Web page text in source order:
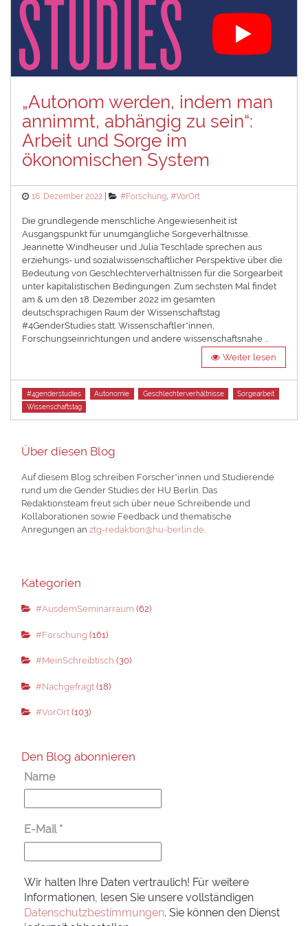
„Autonom werden, indem man
annimmt, abhängig zu sein“:
Arbeit und Sorge im
ökonomischen System
Posted
16. Dezember 2022 Categories
#Forschung,#VorOrt
Die grundlegende menschliche Angewiesenheit ist
Ausgangspunkt für unumgängliche Sorgeverhältnisse.
Jeannette Windheuser und Julia Teschlade sprechen aus
erziehungs- und sozialwissenschaftlicher Perspektive über die
Bedeutung von Geschlechterverhältnissen für die Sorgearbeit
unter kapitalistischen Bedingungen. Zum sechsten Mal findet
am & um den 18. Dezember 2022 im gesamten
deutschsprachigen Raum der Wissenschaftstag
#4GenderStudies statt. Wissenschaftler*innen,
Forschungseinrichtungen und andere wissenschaftsnahe …
Weiter lesen
Tags
#4genderstudies Autonomie Geschlechterverhältnisse
Sorgearbeit
Wissenschaftstag
Über diesen Blog
Auf diesem Blog schreiben Forscher*innen und Studierende
rund um die Gender Studies der HU Berlin. Das
Redaktionsteam freut sich über neue Schreibende und
Kollaborationen sowie Feedback und thematische
Anregungen anztg-redaktion@hu-berlin.de.
Kategorien
#AusdemSeminarraum (62)
#Forschung (161)
#MeinSchreibtisch (30)
#Nachgefragt(18)
#VorOrt(103)
Den Blog abonnieren
Name
E-Mail *
Wir halten Ihre Daten vertraulich! Für weitere
Informationen, lesen Sie unsere vollständigen
Datenschutzbestimmungen. Sie können den Dienst